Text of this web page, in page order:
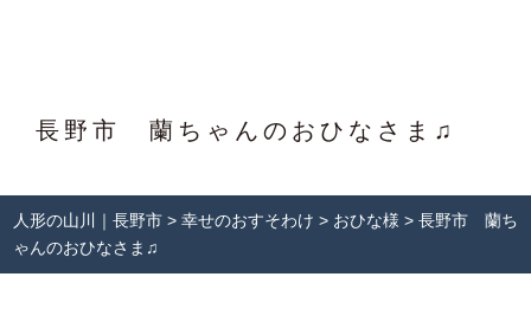
長野市 蘭ちゃんのおひなさま♫
人形の山川｜長野市 >幸せのおすそわけ > おひな様 > 長野市 蘭ち
ゃんのおひなさま♫